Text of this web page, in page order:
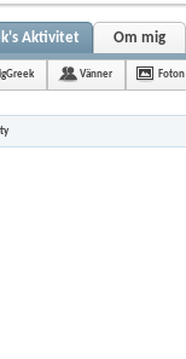
Aktivitet Om mig
Vänner Foton